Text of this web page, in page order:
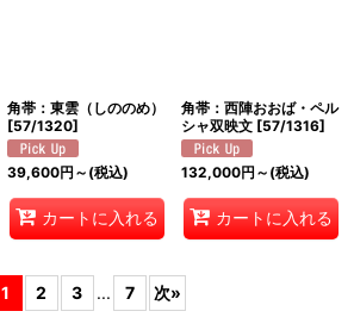
角帯：東雲（しののめ）
[57/1320]
39,600円 ～ (税込)
カートに入れる
角帯：西陣おおば・ペル
シャ双映文 [57/1316]
132,000円 ～ (税込)
カートに入れる
1 2 3 ... 7 次»